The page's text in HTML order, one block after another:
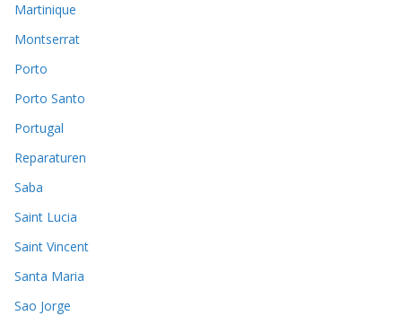
Martinique
Montserrat
Porto
Porto Santo
Portugal
Reparaturen
Saba
Saint Lucia
Saint Vincent
Santa Maria
Sao Jorge